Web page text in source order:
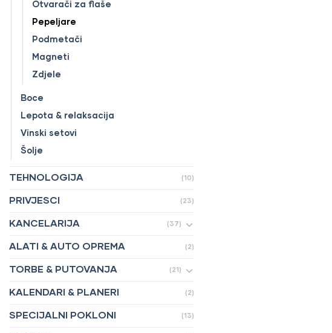
Otvarači za flaše
Pepeljare
Podmetači
Magneti
Zdjele
Boce
Lepota & relaksacija
Vinski setovi
Šolje
TEHNOLOGIJA (10)
PRIVJESCI (23)
KANCELARIJA (37)
ALATI & AUTO OPREMA (2)
TORBE & PUTOVANJA (21)
KALENDARI & PLANERI (2)
SPECIJALNI POKLONI (13)